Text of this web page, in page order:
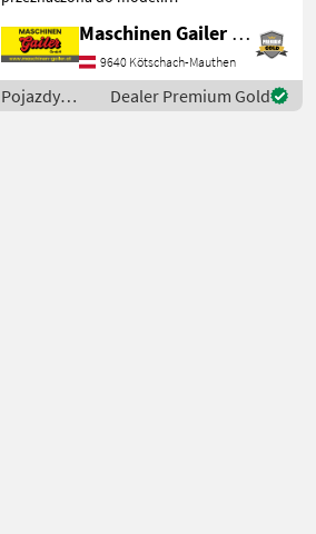
szerokość roboczą ok. 90
cm oraz wysokość
odśnieżania ok. 60 cm.
Urządzenie waży ok. 80 kg i
Maschinen Gailer GmbH
9640 Kötschach-Mauthen
Pojazdy
silnikowe
Dealer Premium Gold